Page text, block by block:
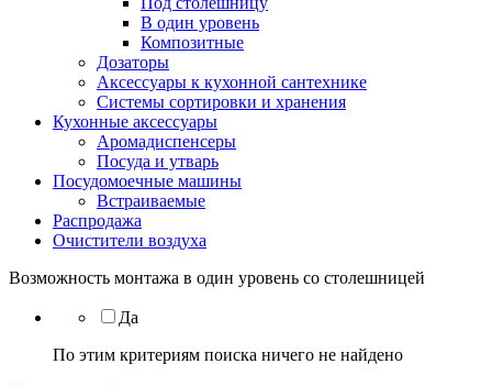
В один уровень
Композитные
Дозаторы
Аксессуары к кухонной сантехнике
Системы сортировки и хранения
Кухонные аксессуары
Аромадиспенсеры
Посуда и утварь
Посудомоечные машины
Встраиваемые
Распродажа
Очистители воздуха
Возможность монтажа в один уровень со столешницей
Да
По этим критериям поиска ничего не найдено